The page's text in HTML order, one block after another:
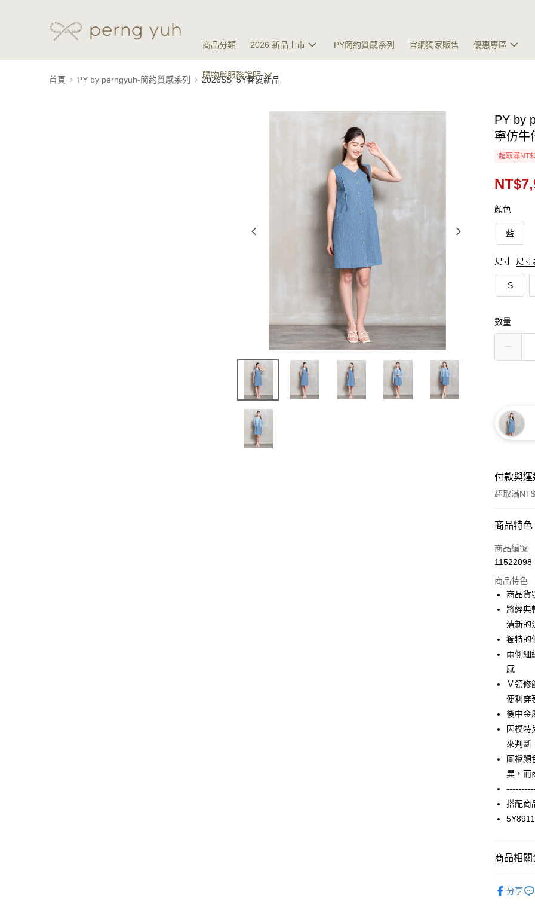
商品分類 2026 新品上市 PY簡約質感系列 官網獨家販售 優惠專區
購物與服務說明
首頁 PY by perngyuh-簡約質感系列 2026SS_5Y春夏新品
PY by
寧仿牛
超取滿
顏色
藍
尺寸 尺寸
S
數量
付款與
超取滿
付款方式
信用卡一
3 期
合作金
華南商
國泰世
臺灣中
匯豐（
聯邦商
元大商
台新國
台灣樂
LINE Pay
街口支付
相關說明
【關於「
AFTEE先
便利好安
１．簡單
２．便利
３．安心
【「
１．於結
付」結帳
２．訂單
３．收到
絡購買商
先享後付
是否繳費
付客戶支
ATM付款
運送方式
付款後全
每筆
付款後7-
每筆
離島宅配
商品特色
商品編號
11522098
商品特色
商品貨
將經典
清新的
獨特的
兩側細
感
Ｖ領修
便利穿
後中金
因模特
來判斷
圖檔顏
異，而
搭配商
商品相關
分享